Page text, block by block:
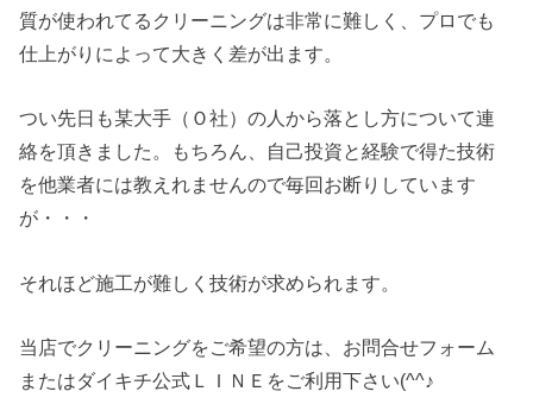
質が使われてるクリーニングは非常に難しく、プロでも
仕上がりによって大きく差が出ます。
つい先日も某大手（Ｏ社）の人から落とし方について連
絡を頂きました。もちろん、自己投資と経験で得た技術
を他業者には教えれませんので毎回お断りしています
が・・・
それほど施工が難しく技術が求められます。
当店でクリーニングをご希望の方は、お問合せフォーム
またはダイキチ公式ＬＩＮＥをご利用下さい(^^♪